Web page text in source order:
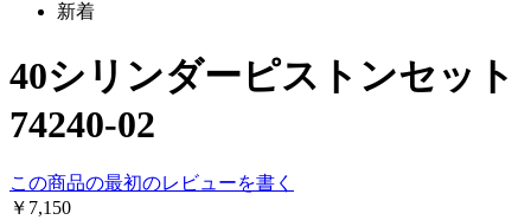
新着
40シリンダーピストンセット
74240-02
この商品の最初のレビューを書く
￥7,150